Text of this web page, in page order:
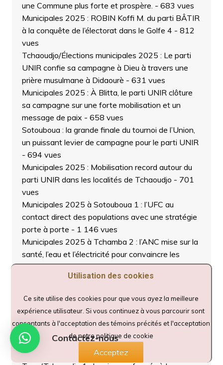
une Commune plus forte et prospère. - 683 vues
Municipales 2025 : ROBIN Koffi M. du parti BÂTIR
à la conquête de l’électorat dans le Golfe 4 - 812
vues
Tchaoudjo/Élections municipales 2025 : Le parti
UNIR confie sa campagne à Dieu à travers une
prière musulmane à Didaourè - 631 vues
Municipales 2025 : À Blitta, le parti UNIR clôture
sa campagne sur une forte mobilisation et un
message de paix - 658 vues
Sotouboua : la grande finale du tournoi de l’Union,
un puissant levier de campagne pour le parti UNIR
- 694 vues
Municipales 2025 : Mobilisation record autour du
parti UNIR dans les localités de Tchaoudjo - 701
vues
Municipales 2025 à Sotouboua 1 : l’UFC au
contact direct des populations avec une stratégie
porte à porte - 1 146 vues
Municipales 2025 à Tchamba 2 : l’ANC mise sur la
santé, l’eau et l’électricité pour convaincre les
électeurs de Koussountou et Bago- 759 vues
Municipales 2025 à Tchaoudjo 3 : le PDR séduit
ambitieux pour la jeunesse et le développement
local- 657 vues
Élections municipales à Tchaoudjo 2 : le parti NET
en campagne de proximité pour porter le
développement à la base- 567 vues
Utilisation des cookies
Ce site utilise des cookies pour que vous ayez la meilleure
expérience utilisateur. Si vous continuez à vous parcourir sont
consentants à l'acceptation des témoins précités et l'acceptation
de notre politique de cookie
Acceptez
Contactez-nous